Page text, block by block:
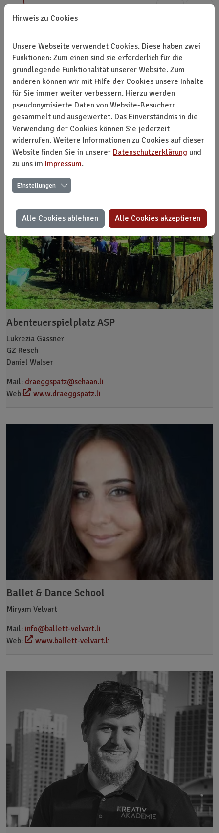
Direkt zur Hauptnavigation springen
Direkt zum Inhalt springen
Mitglieder ASSITEJ Liechtenstein
Aktive Mitglieder
Abenteuerspielplatz ASP
Lukrezia Gassner
GZ Resch
Daniel Walser
Mail: draeggspatz@schaan.li
Web:
www.draeggspatz.li
Ballet & Dance School
Miryam Velvart
Mail: info@ballett-velvart.li
Web:
www.ballett-velvart.li
Hinweis zu Cookies
Unsere Webseite verwendet Cookies. Diese haben zwei
Funktionen: Zum einen sind sie erforderlich für die
grundlegende Funktionalität unserer Website. Zum
anderen können wir mit Hilfe der Cookies unsere Inhalte
für Sie immer weiter verbessern. Hierzu werden
pseudonymisierte Daten von Website-Besuchern
gesammelt und ausgewertet. Das Einverständnis in die
Verwendung der Cookies können Sie jederzeit
widerrufen. Weitere Informationen zu Cookies auf dieser
Website finden Sie in unserer Datenschutzerklärung und
zu uns im Impressum.
Einstellungen
Alle Cookies ablehnen Alle Cookies akzeptieren